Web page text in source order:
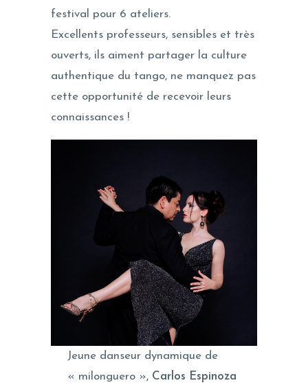
festival pour 6 ateliers.
Excellents professeurs, sensibles et très
ouverts, ils aiment partager la culture
authentique du tango, ne manquez pas
cette opportunité de recevoir leurs
connaissances !
Jeune danseur dynamique de
« milonguero », Carlos Espinoza